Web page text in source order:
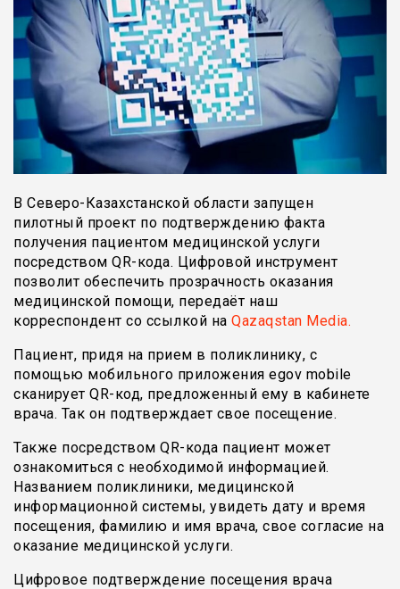
В Северо-Казахстанской области запущен
пилотный проект по подтверждению факта
получения пациентом медицинской услуги
посредством QR-кода. Цифровой инструмент
позволит обеспечить прозрачность оказания
медицинской помощи, передаёт наш
корреспондент со ссылкой на Qazaqstan Media.
Пациент, придя на прием в поликлинику, с
помощью мобильного приложения egov mobile
сканирует QR-код, предложенный ему в кабинете
врача. Так он подтверждает свое посещение.
Также посредством QR-кода пациент может
ознакомиться с необходимой информацией.
Названием поликлиники, медицинской
информационной системы, увидеть дату и время
посещения, фамилию и имя врача, свое согласие на
оказание медицинской услуги.
Цифровое подтверждение посещения врача